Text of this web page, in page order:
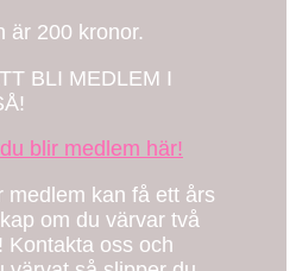
är 200 kronor.
BLI MEDLEM I
blir medlem här!
medlem kan få ett års
om du värvar två
Kontakta oss och